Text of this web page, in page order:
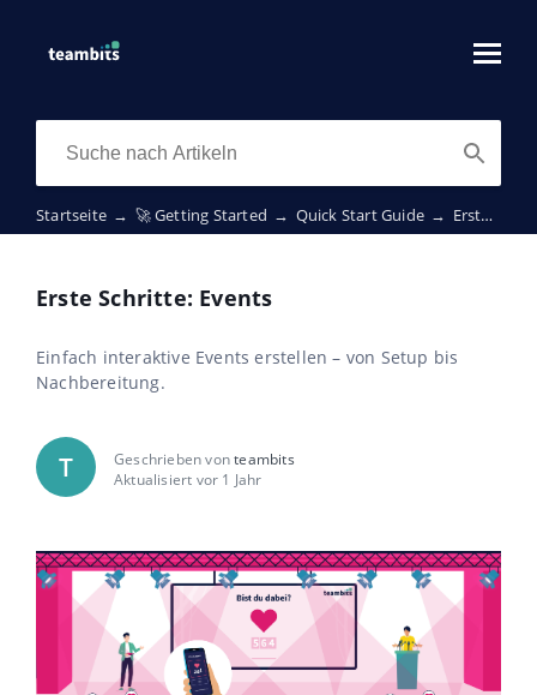
Startseite → 🚀 Getting Started → Quick Start Guide → Erste Schritte: Events
Erste Schritte: Events
Einfach interaktive Events erstellen – von Setup bis
Nachbereitung.
T Geschrieben vonteambits
Aktualisiert vor 1 Jahr